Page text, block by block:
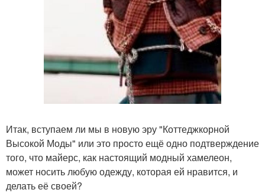
Итак, вступаем ли мы в новую эру "Коттеджкорной
Высокой Моды" или это просто ещё одно подтверждение
того, что майерс, как настоящий модный хамелеон,
может носить любую одежду, которая ей нравится, и
делать её своей?